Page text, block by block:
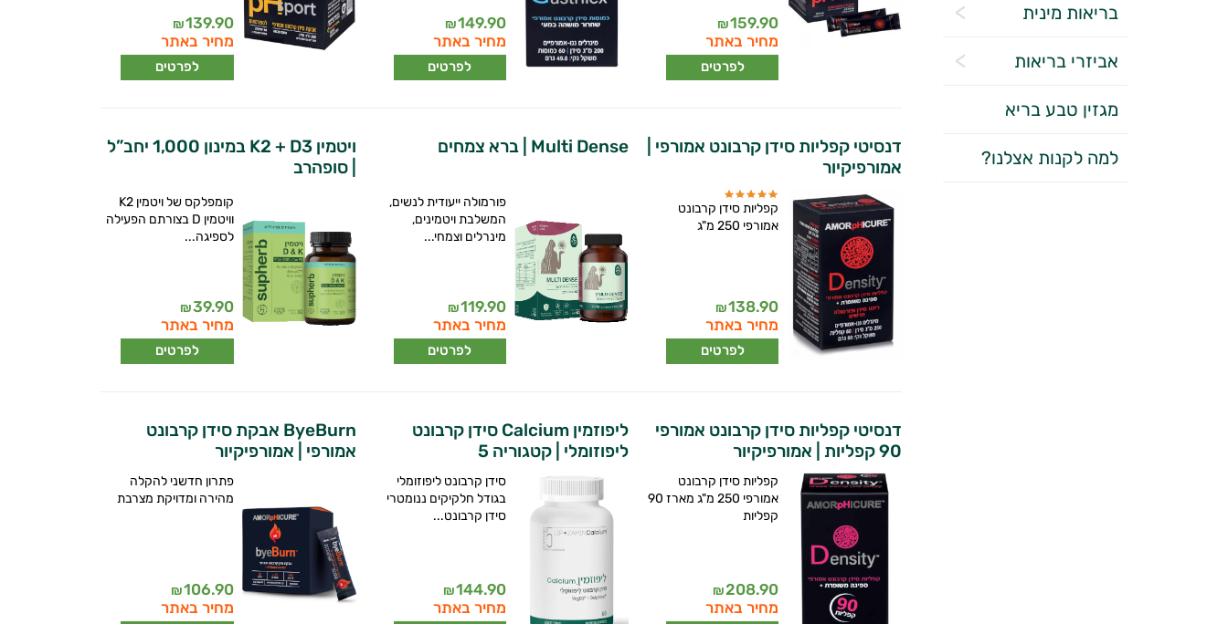
בריאות מינית
אביזרי בריאות
מגזין טבע בריא
למה לקנות אצלנו?
159.90
₪
מחיר באתר
לפרטים
149.90
₪
מחיר באתר
לפרטים
139.90
₪
מחיר באתר
לפרטים
דנסיטי קפליות סידן קרבונט אמורפי |
אמורפיקיור
קפליות סידן קרבונט
אמורפי 250 מ"ג
138.90
₪
מחיר באתר
לפרטים
Multi Dense | ברא צמחים
פורמולה ייעודית לנשים,
המשלבת ויטמינים,
מינרלים וצמחי...
119.90
₪
מחיר באתר
לפרטים
ויטמין K2 + D3 במינון 1,000 יחב”ל
| סופהרב
קומפלקס של ויטמין K2
וויטמין D בצורתם הפעילה
לספיגה...
39.90
₪
מחיר באתר
לפרטים
דנסיטי קפליות סידן קרבונט אמורפי
90 קפליות | אמורפיקיור
קפליות סידן קרבונט
אמורפי 250 מ"ג מארז 90
קפליות
208.90
₪
מחיר באתר
ליפוזמין Calcium סידן קרבונט
ליפוזומלי | קטגוריה 5
סידן קרבונט ליפוזומלי
בגודל חלקיקים ננומטרי
סידן קרבונט...
144.90
₪
מחיר באתר
ByeBurn אבקת סידן קרבונט
אמורפי | אמורפיקיור
פתרון חדשני להקלה
מהירה ומדויקת מצרבת
106.90
₪
מחיר באתר